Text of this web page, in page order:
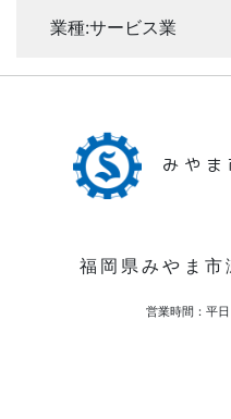
業種:サービス業
みや
福岡県みやま
営業時間：平日